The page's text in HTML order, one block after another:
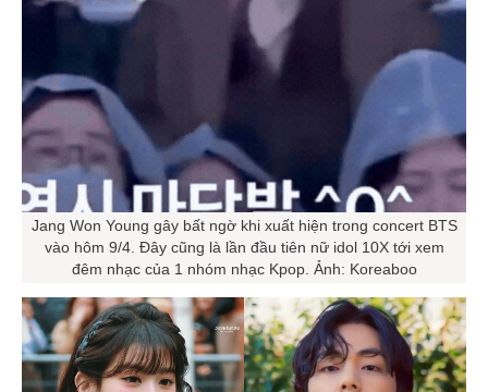
Jang Won Young gây bất ngờ khi xuất hiện trong concert BTS
vào hôm 9/4. Đây cũng là lần đầu tiên nữ idol 10X tới xem
đêm nhạc của 1 nhóm nhạc Kpop. Ảnh: Koreaboo